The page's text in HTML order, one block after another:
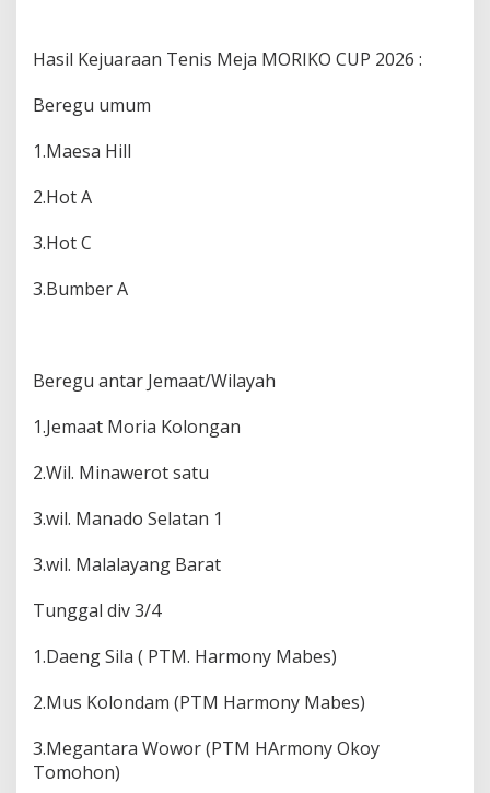
Hasil Kejuaraan Tenis Meja MORIKO CUP 2026 :
Beregu umum
1.Maesa Hill
2.Hot A
3.Hot C
3.Bumber A
Beregu antar Jemaat/Wilayah
1.Jemaat Moria Kolongan
2.Wil. Minawerot satu
3.wil. Manado Selatan 1
3.wil. Malalayang Barat
Tunggal div 3/4
1.Daeng Sila ( PTM. Harmony Mabes)
2.Mus Kolondam (PTM Harmony Mabes)
3.Megantara Wowor (PTM HArmony Okoy
Tomohon)